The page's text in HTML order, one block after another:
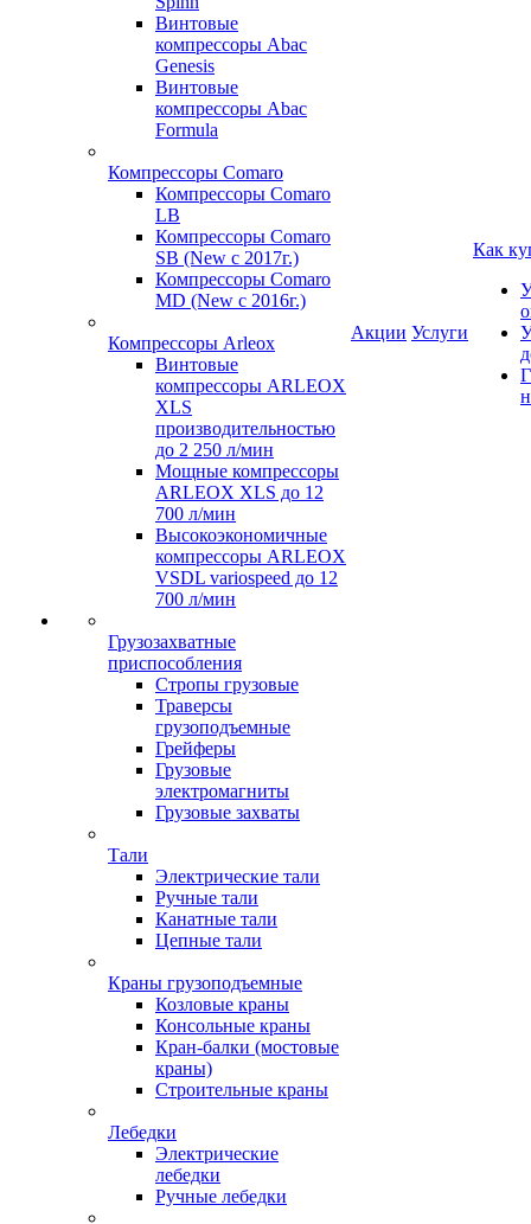
Винтовые
компрессоры Abac
Genesis
Винтовые
компрессоры Abac
Formula
Компрессоры Comaro
Компрессоры Comaro
LB
Компрессоры Comaro
SB (New с 2017г.)
Компрессоры Comaro
MD (New с 2016г.)
Компрессоры Arleox
Винтовые
компрессоры ARLEOX
XLS
производительностью
до 2 250 л/мин
Мощные компрессоры
ARLEOX XLS до 12
700 л/мин
Высокоэкономичные
компрессоры ARLEOX
VSDL variospeed до 12
700 л/мин
Грузозахватные
приспособления
Стропы грузовые
Траверсы
грузоподъемные
Грейферы
Грузовые
электромагниты
Грузовые захваты
Тали
Электрические тали
Ручные тали
Канатные тали
Цепные тали
Краны грузоподъемные
Козловые краны
Консольные краны
Кран-балки (мостовые
краны)
Строительные краны
Лебедки
Электрические
лебедки
Ручные лебедки
Акции Услуги
Как